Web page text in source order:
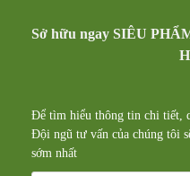
Sở hữu ngay SIÊU
Để tìm hiểu thông tin chi tiết,
Đội ngũ tư vấn của chúng tôi
sớm nhất